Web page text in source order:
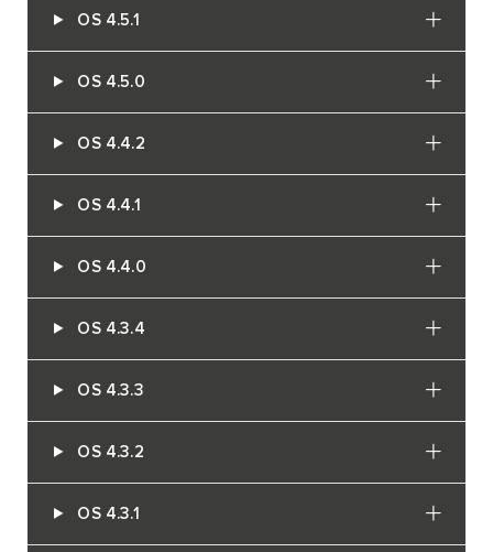
OS 4.5.1
OS 4.5.0
OS 4.4.2
OS 4.4.1
OS 4.4.0
OS 4.3.4
OS 4.3.3
OS 4.3.2
OS 4.3.1